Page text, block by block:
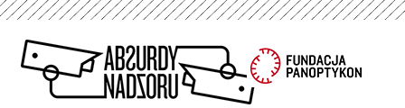
Przejdź
treści